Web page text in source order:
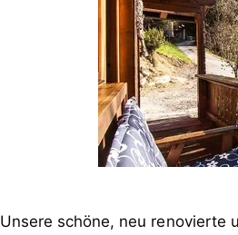
Unsere schöne, neu renovierte